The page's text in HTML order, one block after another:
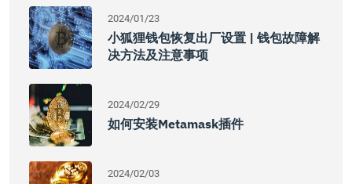
2024/01/23
小狐狸钱包恢复出厂设置 | 钱包故障解
决方法及注意事项
2024/02/29
如何安装Metamask插件
2024/02/03